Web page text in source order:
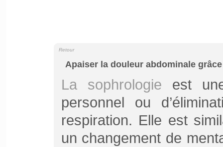
Apaiser la douleur abdominale
Retour
La sophrologie est
personnel ou
respiration. Elle est
un changement de